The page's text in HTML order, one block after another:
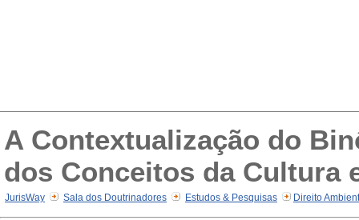
A Contextualização do
dos Conceitos da Cultura
JurisWay Sala dos Doutrinadores Estudos & Pesquisas Direito